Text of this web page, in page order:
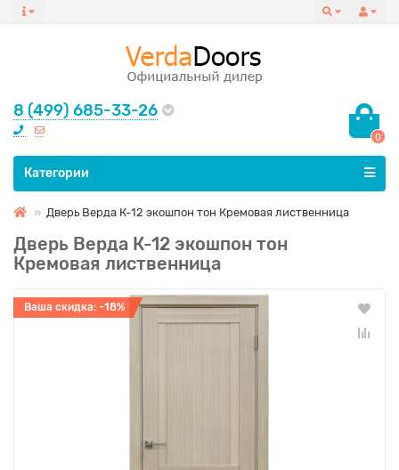
8 (499) 685-33-26
0
Все категории
Категории
Дверь Верда К-12 экошпон тон Кремовая лиственница
Дверь Верда К-12 экошпон тон
Кремовая лиственница
Ваша скидка: -18%